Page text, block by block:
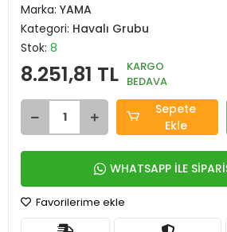
Marka: YAMA
Kategori: Havalı Grubu
Stok: 8
8.251,81 TL KARGO
BEDAVA
Sepete
Ekle
WHATSAPP İLE
Favorilerime ekle